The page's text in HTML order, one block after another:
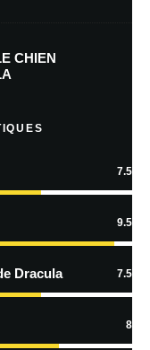
par e-mail.
mail.
En savoir
CHIEN
7.5
9.5
Dracula 7.5
8